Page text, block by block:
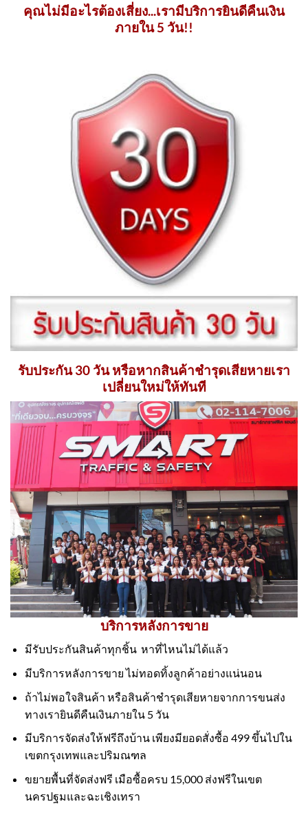
คุณไม่มีอะไรต้องเสี่ยง...เรามีบริการยินดีคืนเงิน
ภายใน 5 วัน!!
รับประกัน 30 วัน หรือหากสินค้าชำรุดเสียหายเรา
เปลี่ยนใหม่ให้ทันที
บริการหลังการขาย
มีรับประกันสินค้าทุกชิ้น หาที่ไหนไม่ได้แล้ว
มีบริการหลังการขาย ไม่ทอดทิ้งลูกค้าอย่างแน่นอน
ถ้าไม่พอใจสินค้า หรือสินค้าชำรุดเสียหายจากการขนส่ง
ทางเรายินดีคืนเงินภายใน 5 วัน
มีบริการจัดส่งให้ฟรีถึงบ้าน เพียงมียอดสั่งซื้อ 499 ขึ้นไปใน
เขตกรุงเทพและปริมณฑล
ขยายพื้นที่จัดส่งฟรี เมือซื้อครบ 15,000 ส่งฟรีในเขต
นครปฐมและฉะเชิงเทรา